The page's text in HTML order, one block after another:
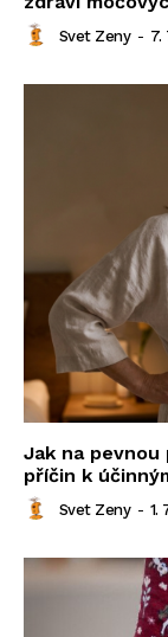
Svet Zeny - 7.
Jak na pevnou
příčin k
Svet Zeny - 1.